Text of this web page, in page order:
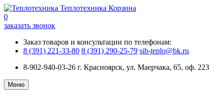
Теплотехника Корзина
0
заказать звонок
Заказ товаров и консультации по телефонам:
8 (391) 221-33-80 8 (391) 290-25-79 sib-teplo@bk.ru
8-902-940-03-26 г. Красноярск, ул. Маерчака, 65, оф. 223
Меню